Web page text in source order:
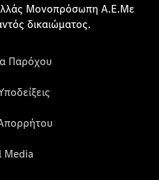
Μονοπρόσωπη Α.Ε.Με
δικαιώματος.
Παρόχου
Media